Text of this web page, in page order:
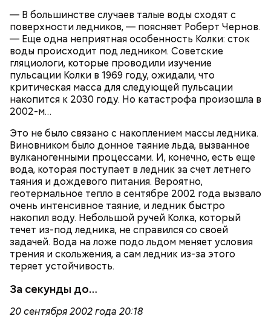
— В большинстве случаев талые воды сходят с
поверхности ледников, — поясняет Роберт Чернов.
— Еще одна неприятная особенность Колки: сток
воды происходит под ледником. Советские
гляциологи, которые проводили изучение
пульсации Колки в 1969 году, ожидали, что
критическая масса для следующей пульсации
накопится к 2030 году. Но катастрофа произошла в
2002-м…
Это не было связано с накоплением массы ледника.
Виновником было донное таяние льда, вызванное
вулканогенными процессами. И, конечно, есть еще
вода, которая поступает в ледник за счет летнего
таяния и дождевого питания. Вероятно,
геотермальное тепло в сентябре 2002 года вызвало
очень интенсивное таяние, и ледник быстро
накопил воду. Небольшой ручей Колка, который
течет из-под ледника, не справился со своей
задачей. Вода на ложе подо льдом меняет условия
трения и скольжения, а сам ледник из-за этого
теряет устойчивость.
За секунды до…
20 сентября 2002 года 20:18